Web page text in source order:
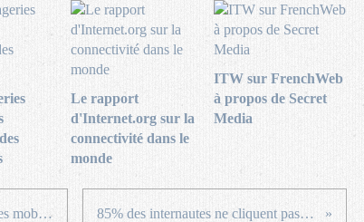
Le rapport
d'Internet.org sur la
connectivité dans le
monde
ITW sur FrenchWeb
à propos de Secret
Media
Incroyable progression des usages mobiles en 5 mois 85% des internautes ne cliquent pas sur les pubs!